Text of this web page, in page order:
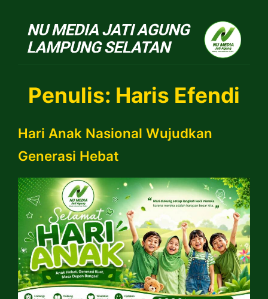
NU
Penulis: Haris Efendi
Hari Anak Nasional Wujudkan
Generasi Hebat